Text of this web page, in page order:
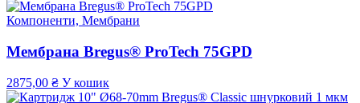
Компоненти, Мембрани
Мембрана Bregus® ProTech 75GPD
2875,00 ₴ У кошик